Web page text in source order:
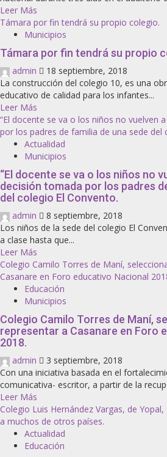
Leer Más
Támara por fin tendrá su propio colegio.
Municipios
Támara por fin tendrá su propio
admin
18 septiembre, 2018
La construcción del colegio 10, es una
educativo de calidad para los infantes...
Leer Más
“El docente se va o los niños no vuelven
por los padres de familia de una sede del
Actualidad
Municipios
“El docente se va o los niños no
decisión tomada por los padres
del colegio El Convento.
admin
8 septiembre, 2018
Los niños de la sede del colegio El
a clase hasta que...
Leer Más
Colegio Camilo Torres de Maní,
Casanare en Foro educativo Nacional
Educación
Municipios
Colegio Camilo Torres de Maní,
representar a Casanare en Foro
2018.
admin
3 septiembre, 2018
Con una iniciativa basada en el
comunicativa- escritor, a partir de la
Leer Más
Colegio Luis Hernández Vargas, de
a muchos de otros países.
Actualidad
Educación